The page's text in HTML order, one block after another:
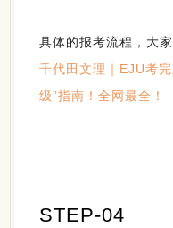
具体的报考流程，大
千代田文理｜EJU考
级”指南！全网最全！
STEP-04